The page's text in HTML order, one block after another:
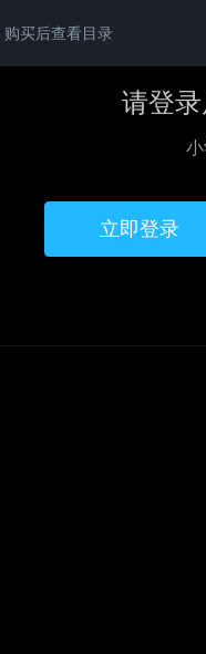
购买后查看目录
请登
立即登录